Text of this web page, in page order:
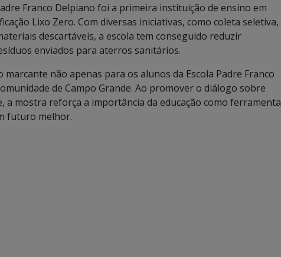
Franco Delpiano foi a primeira instituição de ensino em
Lixo Zero. Com diversas iniciativas, como coleta seletiva,
descartáveis, a escola tem conseguido reduzir
enviados para aterros sanitários.
marcante não apenas para os alunos da Escola Padre Franco
de Campo Grande. Ao promover o diálogo sobre
a mostra reforça a importância da educação como ferramenta
futuro melhor.